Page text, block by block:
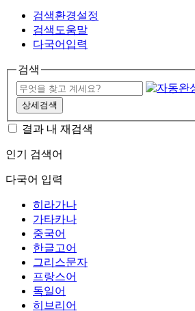
검색환경설정
검색도움말
다국어입력
검색
상세검색
결과 내 재검색
인기 검색어
다국어 입력
히라가나
가타카나
중국어
한글고어
그리스문자
프랑스어
독일어
히브리어